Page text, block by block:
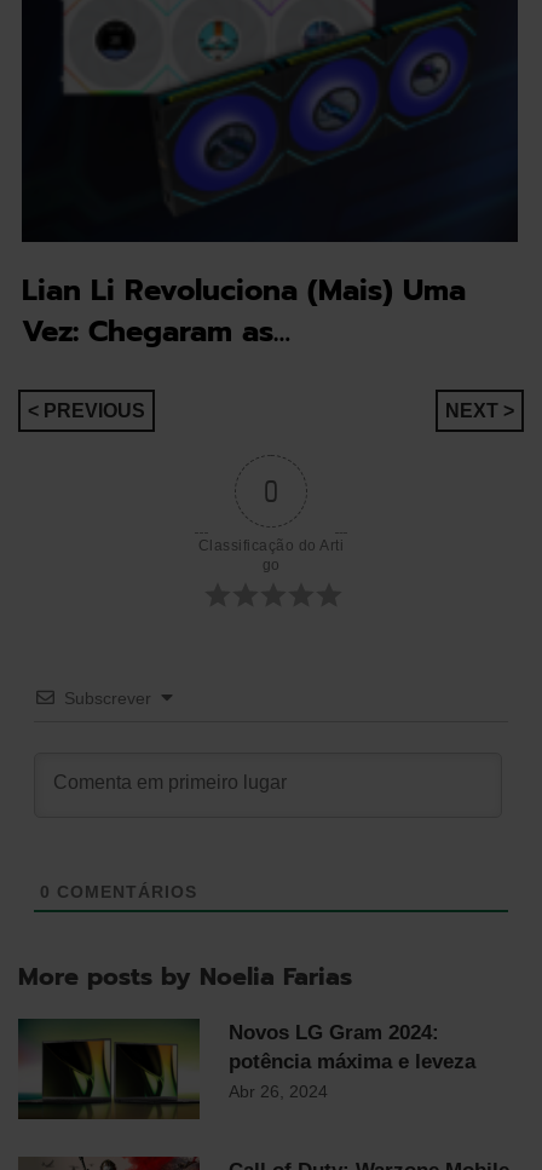
Lian Li Revoluciona (Mais) Uma
Vez: Chegaram as…
Navegação
< PREVIOUS NEXT >
0
Classificação do Arti
go
Subscrever
0 COMENTÁRIOS
More posts by Noelia Farias
Novos LG Gram 2024:
potência máxima e leveza
Abr 26, 2024